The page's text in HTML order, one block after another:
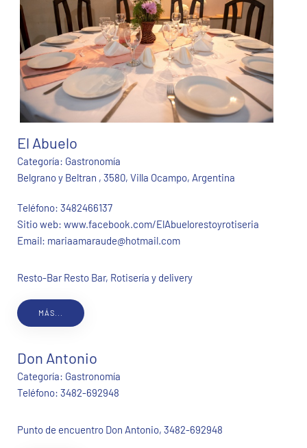
El Abuelo
Categoría: Gastronomía
Belgrano y Beltran , 3580, Villa Ocampo, Argentina
Teléfono: 3482466137
Sitio web: www.facebook.com/ElAbuelorestoyrotiseria
Email: mariaamaraude@hotmail.com
Resto-Bar Resto Bar, Rotisería y delivery
MÁS...
Don Antonio
Categoría: Gastronomía
Teléfono: 3482-692948
Punto de encuentro Don Antonio, 3482-692948